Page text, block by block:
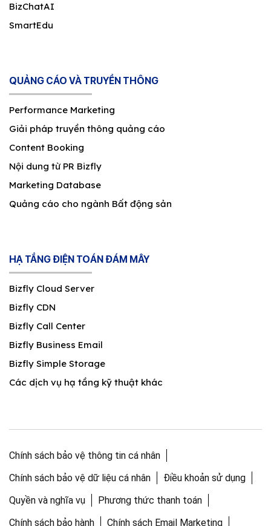
BizChatAI
SmartEdu
QUẢNG CÁO VÀ TRUYỀN THÔNG
Performance Marketing
Giải pháp truyền thông quảng cáo
Content Booking
Nội dung từ PR Bizfly
Marketing Database
Quảng cáo cho ngành Bất động sản
HẠ TẦNG ĐIỆN TOÁN ĐÁM MÂY
Bizfly Cloud Server
Bizfly CDN
Bizfly Call Center
Bizfly Business Email
Bizfly Simple Storage
Các dịch vụ hạ tầng kỹ thuật khác
Chính sách bảo vệ thông tin cá nhân
Chính sách bảo vệ dữ liệu cá nhân
Điều khoản sử dụng
Quyền và nghĩa vụ
Phương thức thanh toán
Chính sách bảo hành
Chính sách Email Marketing